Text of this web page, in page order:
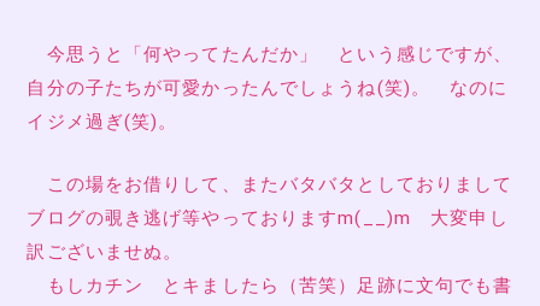
今思うと「何やってたんだか」 という感じですが、
自分の子たちが可愛かったんでしょうね(笑)。 なのに
イジメ過ぎ(笑)。
この場をお借りして、またバタバタとしておりまして
ブログの覗き逃げ等やっておりますm(__)m 大変申し
訳ございませぬ。
もしカチン とキましたら（苦笑）足跡に文句でも書